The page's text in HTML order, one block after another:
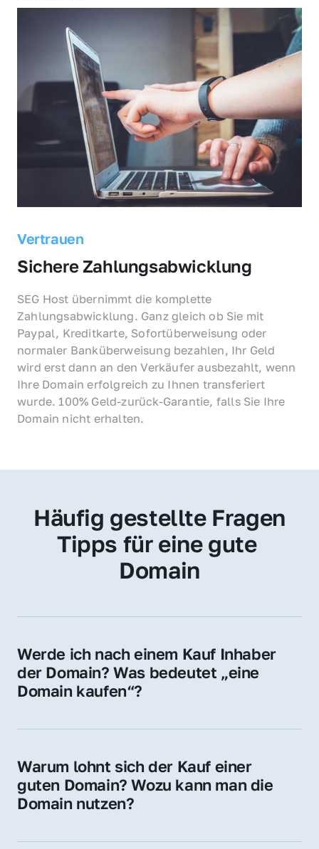
Vertrauen
Sichere Zahlungsabwicklung
SEG Host übernimmt die komplette
Zahlungsabwicklung. Ganz gleich ob Sie mit
Paypal, Kreditkarte, Sofortüberweisung oder
normaler Banküberweisung bezahlen, Ihr Geld
wird erst dann an den Verkäufer ausbezahlt, wenn
Ihre Domain erfolgreich zu Ihnen transferiert
wurde. 100% Geld-zurück-Garantie, falls Sie Ihre
Domain nicht erhalten.
Häufig gestellte Fragen
Tipps für eine gute
Domain
Werde ich nach einem Kauf Inhaber
der Domain? Was bedeutet „eine
Domain kaufen“?
Sie erhalten alle Rechte zur Nutzung,
Domain.
Warum lohnt sich der Kauf einer
guten Domain? Wozu kann man die
Domain nutzen?